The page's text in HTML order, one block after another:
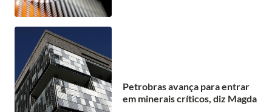
Petrobras avança para entrar
em minerais críticos, diz Magda